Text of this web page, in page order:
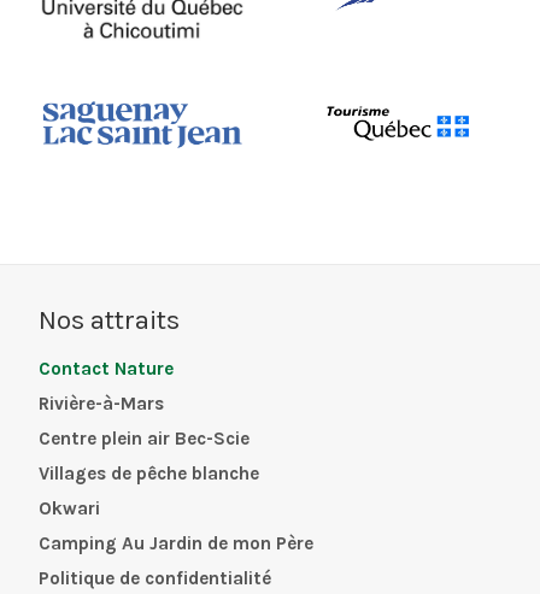
Nos attraits
Contact Nature
Rivière-à-Mars
Centre plein air Bec-Scie
Villages de pêche blanche
Okwari
Camping Au Jardin de mon Père
Politique de confidentialité